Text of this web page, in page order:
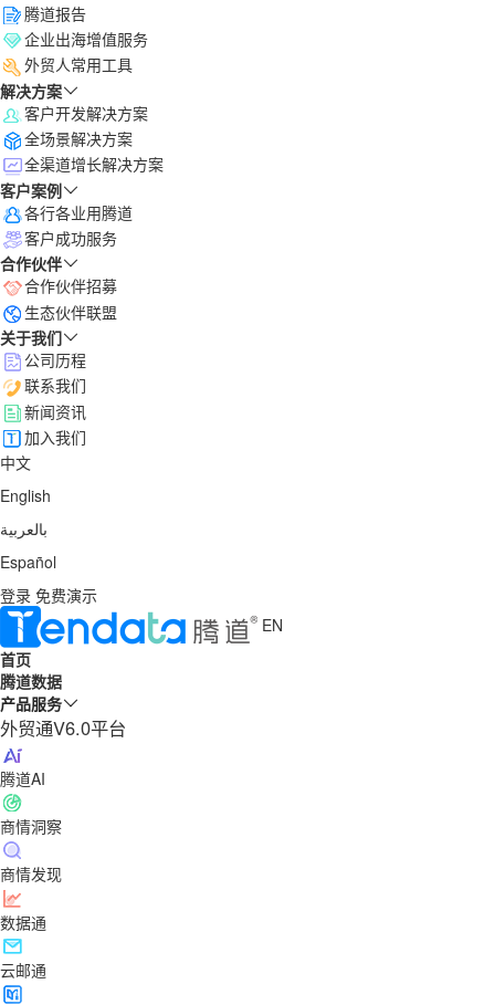
腾道报告
企业出海增值服务
外贸人常用工具
解决方案
客户开发解决方案
全场景解决方案
全渠道增长解决方案
客户案例
各行各业用腾道
客户成功服务
合作伙伴
合作伙伴招募
生态伙伴联盟
关于我们
公司历程
联系我们
新闻资讯
加入我们
中文
English
بالعربية
Español
登录 免费演示
EN
首页
腾道数据
产品服务
外贸通V6.0平台
腾道AI
商情洞察
商情发现
数据通
云邮通